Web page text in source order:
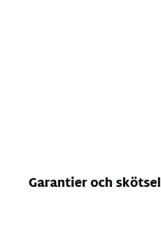
Garantier och skötsel